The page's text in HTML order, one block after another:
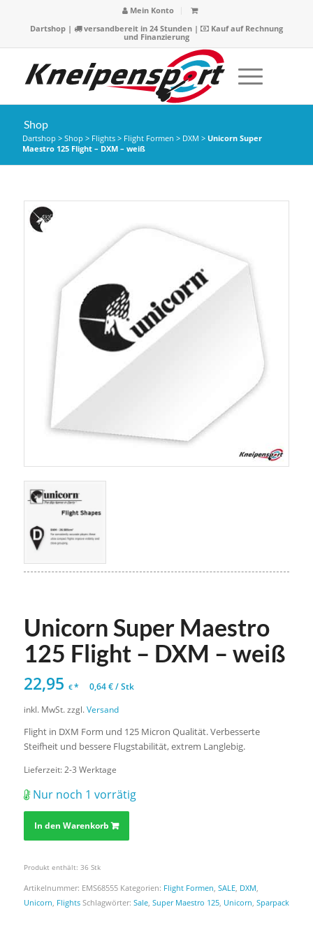
Mein Konto
Dartshop| versandbereit in 24 Stunden |
Kauf auf Rechnung
und Finanzierung
Shop
Dartshop > Shop > Flights> Flight Formen > DXM > Unicorn Super
Maestro 125 Flight – DXM – weiß
Unicorn Super Maestro
125 Flight – DXM – weiß
22,95 €* 0,64€/Stk
inkl. MwSt. zzgl.Versand
Flight in DXM Form und 125 Micron Qualität. Verbesserte
Steifheit und bessere Flugstabilität, extrem Langlebig.
Lieferzeit: 2-3 Werktage
Nur noch 1 vorrätig
In den Warenkorb
Produkt enthält: 36 Stk
Artikelnummer: EMS68555 Kategorien: Flight Formen, SALE, DXM,
Unicorn, Flights Schlagwörter: Sale, Super Maestro 125, Unicorn, Sparpack